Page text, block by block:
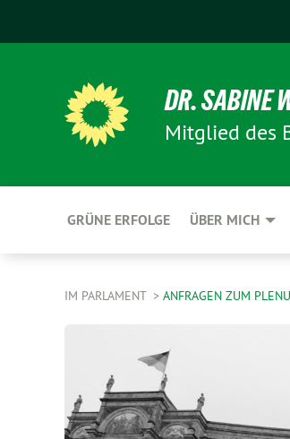
DR. SABINE
Mitglied des
GRÜNE ERFOLGE ÜBER MICH
IM PARLAMENT ANFRAGEN ZUM